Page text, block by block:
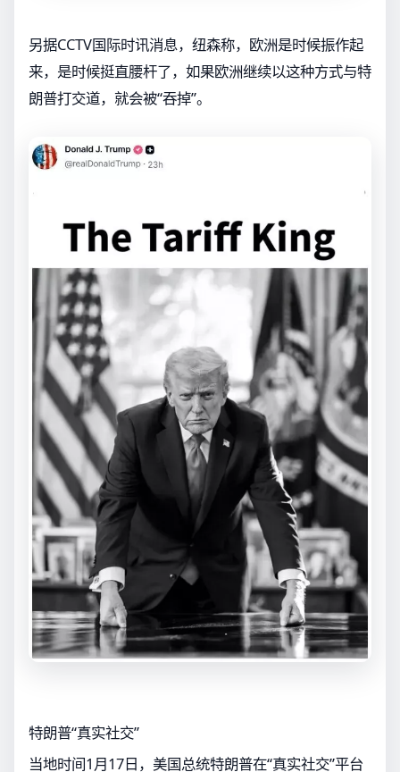
另据CCTV国际时讯消息，纽森称，欧洲是时候振作起
来，是时候挺直腰杆了，如果欧洲继续以这种方式与特
朗普打交道，就会被“吞掉”。
特朗普“真实社交”
当地时间1月17日，美国总统特朗普在“真实社交”平台